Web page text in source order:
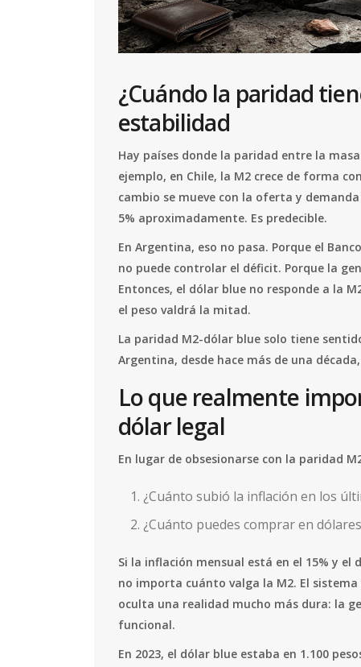
¿Cuándo la paridad
estabilidad
Hay países donde la paridad entre la
ejemplo, en Chile, la M2 crece de forma
cambio se mueve con la oferta y
5% aproximadamente. Es predecible.
En Argentina, eso no pasa. Porque el
no puede controlar el déficit. Porque la
Entonces, el dólar blue no responde a la
el peso valdrá la mitad.
La paridad M2-dólar blue solo tiene
Argentina, desde hace más de una
Lo que realmente
dólar legal
En lugar de obsesionarse con la paridad
¿Cuánto subió la inflación en los
¿Cuánto puedes comprar en
Si la inflación mensual está en el 15% y
no importa cuánto valga la M2. El
oculta una realidad mucho más dura: la
funcional.
En 2023, el dólar blue estaba en 1.100